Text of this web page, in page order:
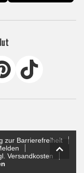
zur Barrierefreiheit
Versandkosten